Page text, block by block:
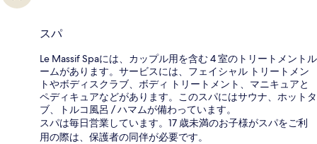
スパ
Le Massif Spaには、カップル用を含む 4 室のトリートメントル
ームがあります。サービスには、フェイシャル トリートメン
トやボディスクラブ、ボディ トリートメント、マニキュアと
ペディキュアなどがあります。このスパにはサウナ、ホットタ
ブ、トルコ風呂 / ハマムが備わっています。
スパは毎日営業しています。17 歳未満のお子様がスパをご利
用の際は、保護者の同伴が必要です。